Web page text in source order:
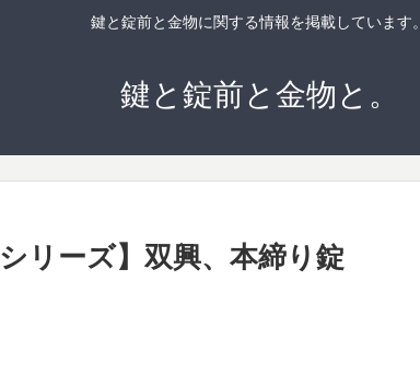
鍵と錠前と金物に関する情報を掲載しています。
鍵と錠前と金物と。
リーズ】双興、本締り錠